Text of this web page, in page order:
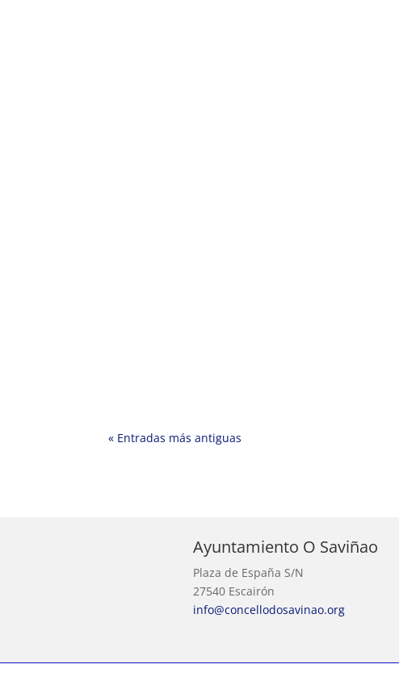
« Entradas más antiguas
Ayuntamiento O Saviñao
Plaza de España S/N
27540 Escairón
info@concellodosavinao.org